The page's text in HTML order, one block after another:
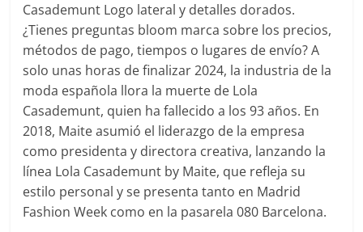
Casademunt Logo lateral y detalles dorados.
¿Tienes preguntas bloom marca sobre los precios,
métodos de pago, tiempos o lugares de envío? A
solo unas horas de finalizar 2024, la industria de la
moda española llora la muerte de Lola
Casademunt, quien ha fallecido a los 93 años. En
2018, Maite asumió el liderazgo de la empresa
como presidenta y directora creativa, lanzando la
línea Lola Casademunt by Maite, que refleja su
estilo personal y se presenta tanto en Madrid
Fashion Week como en la pasarela 080 Barcelona.